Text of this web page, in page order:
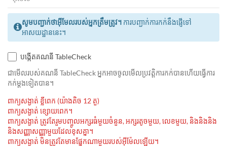
សូមបញ្ជាក់ថាអ៊ីមែលរបស់អ្នកត្រឹមត្រូវ។ ការបញ្ជាក់ការកក់នឹងផ្ញើទៅ
អាសយដ្ឋាននេះ។
បង្កើតគណនី TableCheck
ជាមេីលរបស់គណនី TableCheck អ្នកអាចចូលមើលប្រវត្តិការកក់បានហើយធ្វើការ
កក់ម្ដងទៀតបាន។
ពាក្យសង្ងាត់ ខ្លីពេក (យ៉ាងតិច 12 តួ)
ពាក្យសង្ងាត់ ខ្សោយពេក។
ពាក្យសង្ងាត់ ត្រូវតែរួមបញ្ចូលអក្សរធំមួយចំនួន, អក្សរតូចមួយ, លេខមួយ, និងនិងនិង
និងសញ្ញាសញ្ញាមួយដែលខុសគ្នា។
ពាក្យសង្ងាត់ មិនត្រូវតែមានផ្នែកណាមួយរបស់អ៊ីម៉ែលឡើយ។